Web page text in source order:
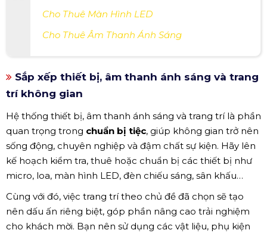
Cho Thuê Màn Hình LED
Cho Thuê Âm Thanh Ánh Sáng
Sắp xếp thiết bị, âm thanh ánh sáng và trang
trí không gian
Hệ thống thiết bị, âm thanh ánh sáng và trang trí là phần
quan trọng trong chuẩn bị tiệc, giúp không gian trở nên
sống động, chuyên nghiệp và đậm chất sự kiện. Hãy lên
kế hoạch kiểm tra, thuê hoặc chuẩn bị các thiết bị như
micro, loa, màn hình LED, đèn chiếu sáng, sân khấu…
Cùng với đó, việc trang trí theo chủ đề đã chọn sẽ tạo
nên dấu ấn riêng biệt, góp phần nâng cao trải nghiệm
cho khách mời. Bạn nên sử dụng các vật liệu, phụ kiện